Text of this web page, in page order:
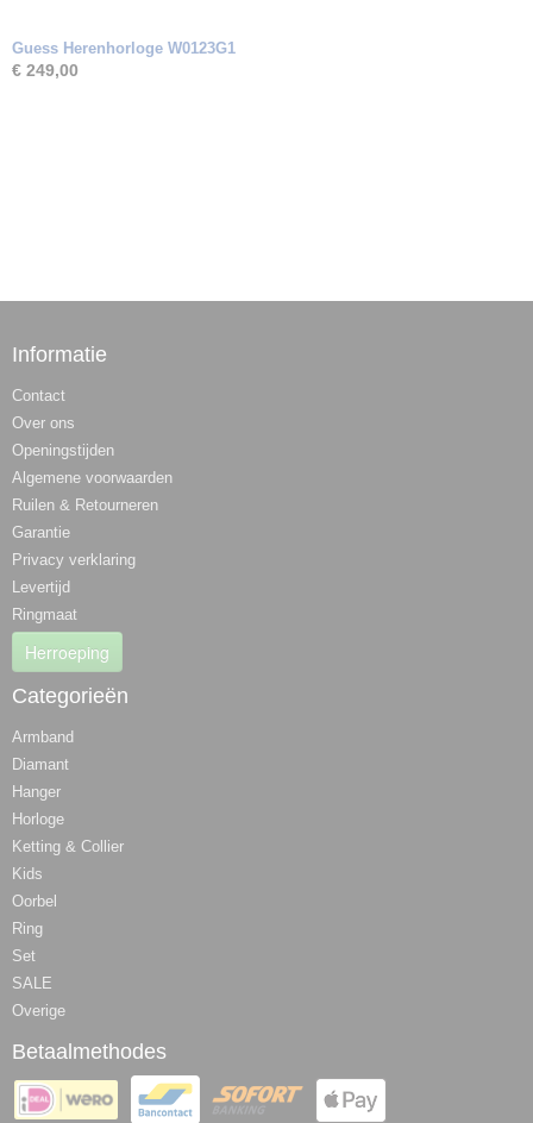
Guess Herenhorloge W0123G1
€ 249,00
Informatie
Contact
Over ons
Openingstijden
Algemene voorwaarden
Ruilen & Retourneren
Garantie
Privacy verklaring
Levertijd
Ringmaat
Herroeping
Categorieën
Armband
Diamant
Hanger
Horloge
Ketting & Collier
Kids
Oorbel
Ring
Set
SALE
Overige
Betaalmethodes